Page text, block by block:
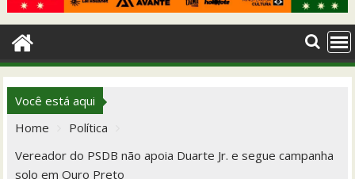
Você está aqui
Home
Política
Vereador do PSDB não apoia Duarte Jr. e segue campanha
solo em Ouro Preto